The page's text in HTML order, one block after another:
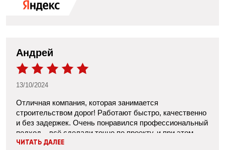
современную технику, что повысило точность и
работ и вежливо объясняли, если возникали вопросы.
Мы остались довольны конечным результатом –
дорога получилась ровной, без трещин и выбоин.
Андрей
13/10/2024
Отличная компания, которая занимается
строительством дорог! Работают быстро, качественно
и без задержек. Очень понравился профессиональный
подход – всё сделали точно по проекту, и при этом
всегда были на связи, чтобы обсудить детали. Дорога
ЧИТАТЬ ДАЛЕЕ